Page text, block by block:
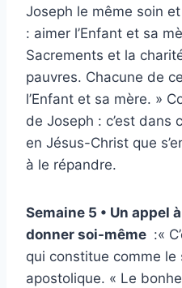
Joseph le même soin
: aimer l’Enfant et sa
Sacrements et la
pauvres. Chacune de
l’Enfant et sa mère. »
de Joseph : c’est dans
en Jésus-Christ que
à le répandre.
Semaine 5 • Un appel
donner soi-même :«
qui constitue comme
apostolique. « Le